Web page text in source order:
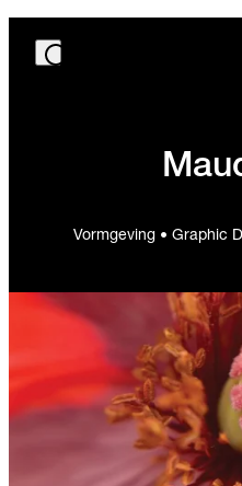
Vormgeving • Graphic